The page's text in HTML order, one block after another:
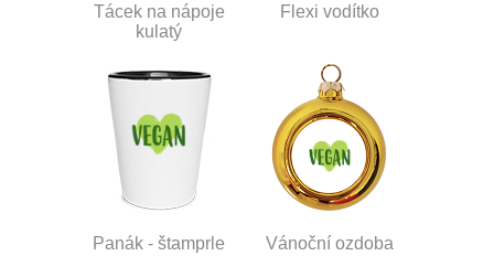
Tácek na nápoje
kulatý
Flexi vodítko
Panák - štamprle Vánoční ozdoba